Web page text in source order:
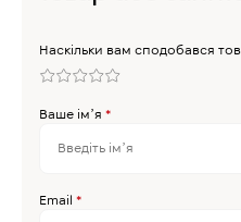
Наскільки вам сподобався
Ваше імʼя *
Email *